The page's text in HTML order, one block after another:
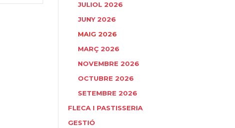
JULIOL 2026
JUNY 2026
MAIG 2026
MARÇ 2026
NOVEMBRE 2026
OCTUBRE 2026
SETEMBRE 2026
FLECA I PASTISSERIA
GESTIÓ